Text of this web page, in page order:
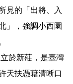
見的「出將、入
」，強調小西園
於新莊，是臺灣
天扶憑藉清晰口